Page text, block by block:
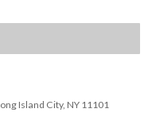
Island City, NY 11101